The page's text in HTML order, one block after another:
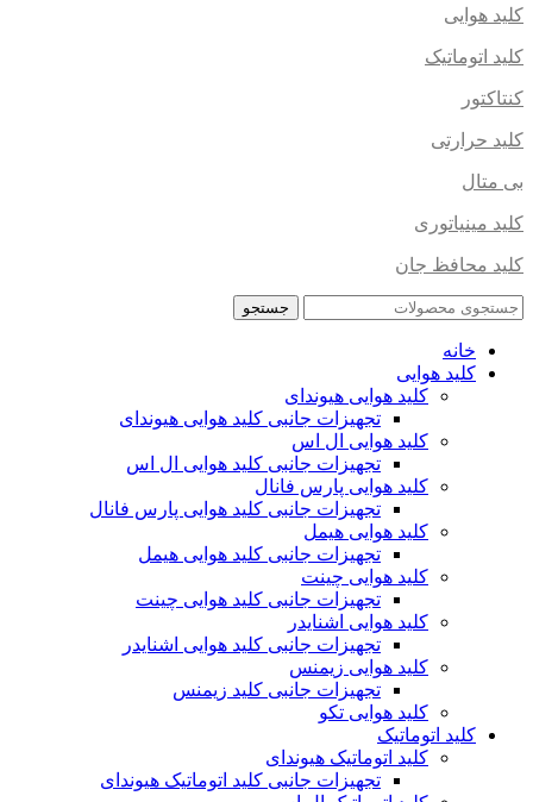
کلید هوایی
کلید اتوماتیک
کنتاکتور
کلید حرارتی
بی متال
کلید مینیاتوری
کلید محافظ جان
جستجو
خانه
کلید هوایی
کلید هوایی هیوندای
تجهیزات جانبی کلید هوایی هیوندای
کلید هوایی ال اس
تجهیزات جانبی کلید هوایی ال اس
کلید هوایی پارس فانال
تجهیزات جانبی کلید هوایی پارس فانال
کلید هوایی هیمل
تجهیزات جانبی کلید هوایی هیمل
کلید هوایی چینت
تجهیزات جانبی کلید هوایی چینت
کلید هوایی اشنایدر
تجهیزات جانبی کلید هوایی اشنایدر
کلید هوایی زیمنس
تجهیزات جانبی کلید زیمنس
کلید هوایی تکو
کلید اتوماتیک
کلید اتوماتیک هیوندای
تجهیزات جانبی کلید اتوماتیک هیوندای